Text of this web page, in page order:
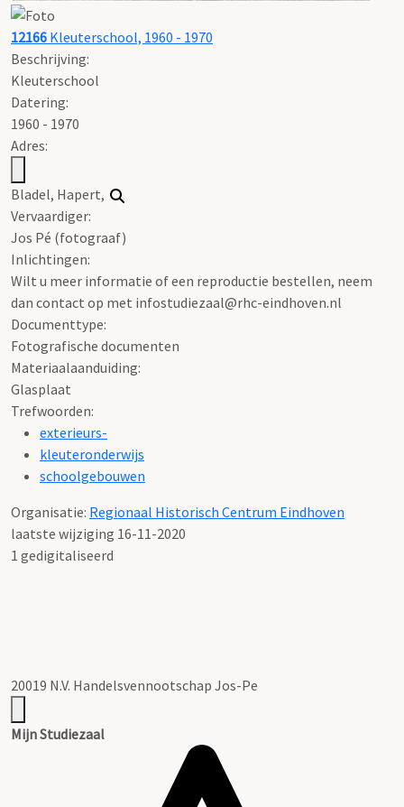
12166 Kleuterschool, 1960 - 1970
Beschrijving:
Kleuterschool
Datering:
1960 - 1970
Adres:
Bladel, Hapert,
Vervaardiger:
Jos Pé (fotograaf)
Inlichtingen:
Wilt u meer informatie of een reproductie bestellen, neem
dan contact op met infostudiezaal@rhc-eindhoven.nl
Documenttype:
Fotografische documenten
Materiaalaanduiding:
Glasplaat
Trefwoorden:
exterieurs-
kleuteronderwijs
schoolgebouwen
Organisatie: Regionaal Historisch Centrum Eindhoven
laatste wijziging 16-11-2020
1 gedigitaliseerd
20019 N.V. Handelsvennootschap Jos-Pe
Mijn Studiezaal